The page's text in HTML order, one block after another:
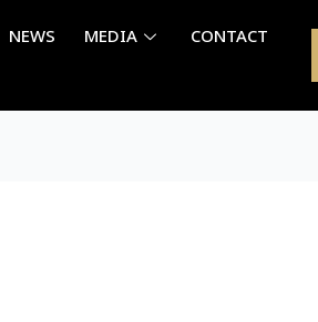
NEWS MEDIA CONTACT